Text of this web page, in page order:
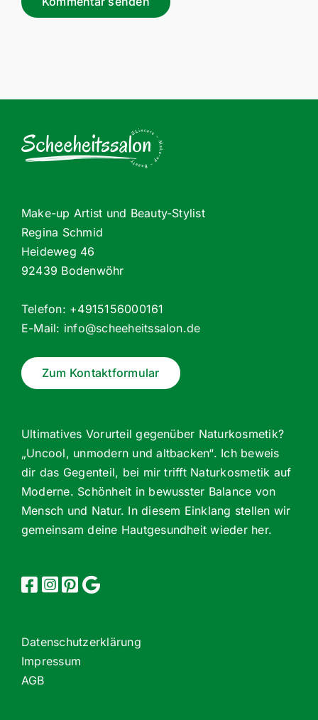
Make-up Artist und Beauty-Stylist
Regina Schmid
Heideweg 46
92439 Bodenwöhr
Telefon: +4915156000161
E-Mail: info@scheeheitssalon.de
Zum Kontaktformular
Ultimatives Vorurteil gegenüber Naturkosmetik?
„Uncool, unmodern und altbacken“. Ich beweis
dir das Gegenteil, bei mir trifft Naturkosmetik auf
Moderne. Schönheit in bewusster Balance von
Mensch und Natur. In diesem Einklang stellen wir
gemeinsam deine Hautgesundheit wieder her.
Datenschutzerklärung
Impressum
AGB